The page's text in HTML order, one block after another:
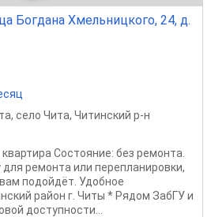
Богдана Хмельницкого, 24, д.
, село Чита, Читинский р-н
Состояние: без ремонта.
ремонта или перепланировки,
подойдёт. Удобное
район г. Читы * Рядом ЗабГУ и
доступности...